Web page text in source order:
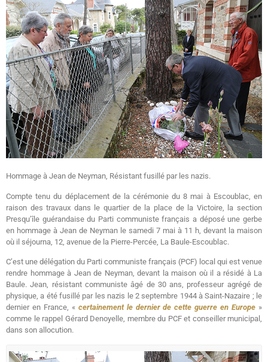
Hommage à Jean de Neyman, Résistant fusillé par les nazis.
Compte tenu du déplacement de la cérémonie du 8 mai à Escoublac, en
raison des travaux dans le quartier de la place de la Victoire, la section
Presqu’île guérandaise du Parti communiste français a déposé une gerbe
en hommage à Jean de Neyman le samedi 7 mai à 11 h, devant la maison
où il séjourna, 12, avenue de la Pierre-Percée, La Baule-Escoublac.
C’est une délégation du Parti communiste français (PCF) local qui est venue
rendre hommage à Jean de Neyman, devant la maison où il a résidé à La
Baule. Jean, résistant communiste âgé de 30 ans, professeur agrégé de
physique, a été fusillé par les nazis le 2 septembre 1944 à Saint-Nazaire ; le
dernier en France, « certainement le dernier de cette guerre en Europe »
comme le rappel Gérard Denoyelle, membre du PCF et conseiller municipal,
dans son allocution.